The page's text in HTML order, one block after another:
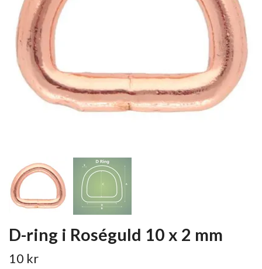
D-ring i Roséguld 10 x 2 mm
10 kr